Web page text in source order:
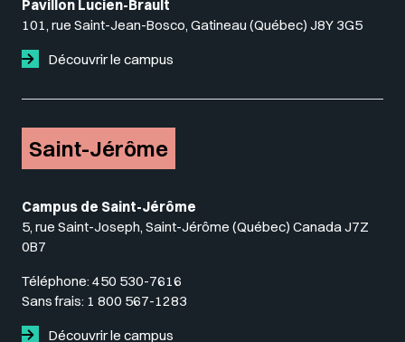
Pavillon Lucien-Brault
101, rue Saint-Jean-Bosco, Gatineau (Québec) J8Y 3G5
Découvrir le campus
Saint-Jérôme
Campus de Saint-Jérôme
5, rue Saint-Joseph, Saint-Jérôme (Québec) Canada J7Z
0B7
Téléphone: 450 530-7616
Sans frais: 1 800 567-1283
Découvrir le campus